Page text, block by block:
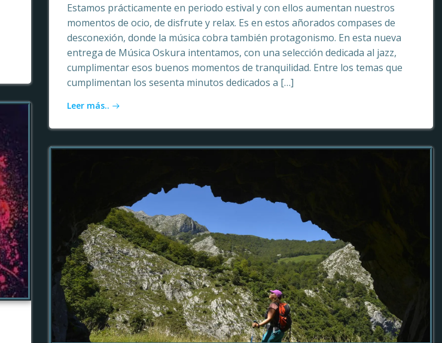
Estamos prácticamente en periodo estival y con ellos aumentan nuestros
momentos de ocio, de disfrute y relax. Es en estos añorados compases de
desconexión, donde la música cobra también protagonismo. En esta nueva
entrega de Música Oskura intentamos, con una selección dedicada al jazz,
cumplimentar esos buenos momentos de tranquilidad. Entre los temas que
cumplimentan los sesenta minutos dedicados a […]
Leer más..